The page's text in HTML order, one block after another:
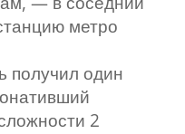
метро
получил один
2